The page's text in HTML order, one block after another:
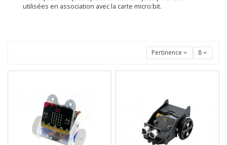
utilisées en association avec la carte micro:bit.
Pertinence 8